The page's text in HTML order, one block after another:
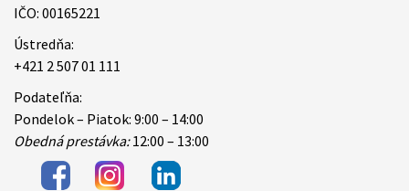
IČO: 00165221
Ústredňa:
+421 2 507 01 111
Podateľňa:
Pondelok – Piatok: 9:00 – 14:00
Obedná prestávka:12:00 – 13:00